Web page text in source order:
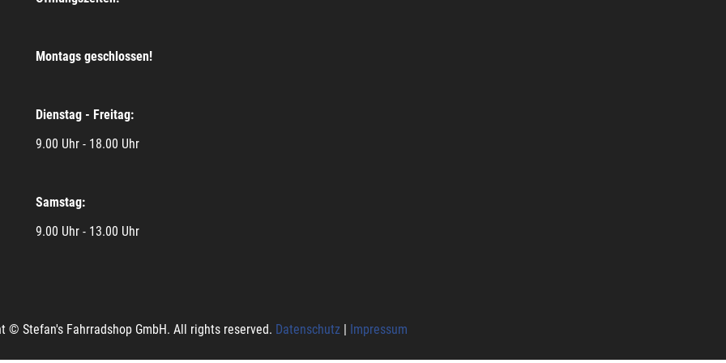
Montags geschlossen!
Dienstag - Freitag:
9.00 Uhr - 18.00 Uhr
Samstag:
9.00 Uhr - 13.00 Uhr
© Stefan's Fahrradshop GmbH. All rights reserved. Datenschutz | Impressum